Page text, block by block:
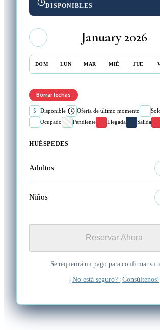
DISPONIBLES
January 2026
DOM LUN MAR MIÉ JUE
Borrar fechas
$ Disponible Oferta de último momento
Ocupado
Pendiente Llegada Salida
HUÉSPEDES
Adultos
Niños
Reservar Ahora
Se requerirá un pago para confirmar su
¿No está seguro? ¡Consúltenos!